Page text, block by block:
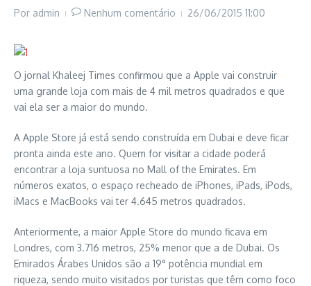
Por admin Nenhum comentário 26/06/2015 11:00
O jornal Khaleej Times confirmou que a Apple vai construir
uma grande loja com mais de 4 mil metros quadrados e que
vai ela ser a maior do mundo.
A Apple Store já está sendo construída em Dubai e deve ficar
pronta ainda este ano. Quem for visitar a cidade poderá
encontrar a loja suntuosa no Mall of the Emirates. Em
números exatos, o espaço recheado de iPhones, iPads, iPods,
iMacs e MacBooks vai ter 4.645 metros quadrados.
Anteriormente, a maior Apple Store do mundo ficava em
Londres, com 3.716 metros, 25% menor que a de Dubai. Os
Emirados Árabes Unidos são a 19° potência mundial em
riqueza, sendo muito visitados por turistas que têm como foco